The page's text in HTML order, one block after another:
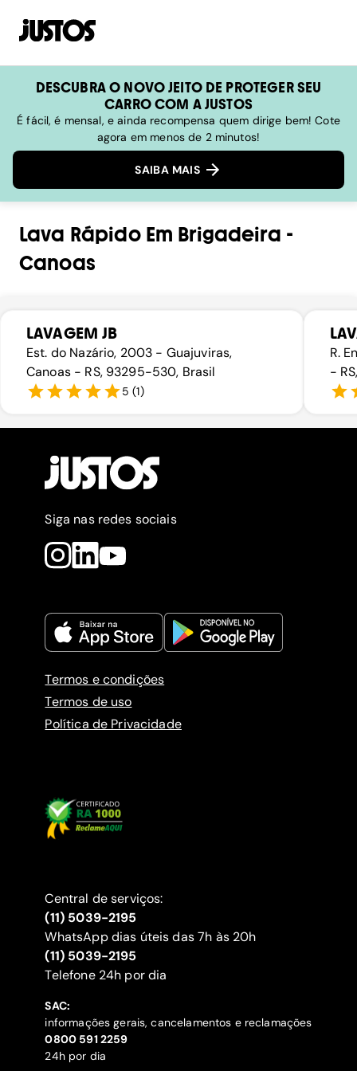
DESCUBRA O NOVO JEITO DE PROTEGER SEU
CARRO COM A JUSTOS
É fácil, é mensal, e ainda recompensa quem dirige bem! Cote
agora em menos de 2 minutos!
SAIBA MAIS
Lava RápidoEm Brigadeira -
Canoas
LAVAGEM JB
Est. do Nazário, 2003 - Guajuviras,
Canoas - RS, 93295-530, Brasil
5 (1)
R.
-
Siga nas redes sociais
Termos e condições
Termos de uso
Política de Privacidade
Central de serviços:
(11) 5039-2195
WhatsApp dias úteis das 7h às 20h
(11) 5039-2195
‍Telefone 24h por dia
SAC:
informações gerais, cancelamentos e reclamações
‍0800 591 2259
24h por dia